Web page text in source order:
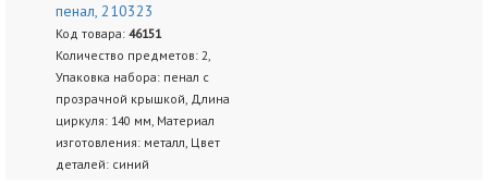
пенал, 210323
Код товара: 46151
Количество предметов: 2,
Упаковка набора: пенал с
прозрачной крышкой, Длина
циркуля: 140 мм, Материал
изготовления: металл, Цвет
деталей: синий